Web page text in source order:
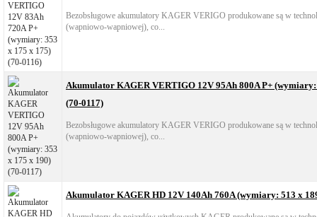
Bezobsługowe akumulatory KAGER VERIGO produkowane są w
(wapniowo-wapniowej), co...
Akumulator KAGER VERTIGO 12V 95Ah 800A P+ (wymiary:
(70-0117)
Bezobsługowe akumulatory KAGER VERIGO produkowane są w
(wapniowo-wapniowej), co...
Akumulator KAGER HD 12V 140Ah 760A (wymiary: 513 x